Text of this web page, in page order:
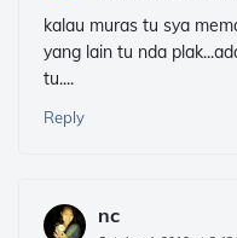
kalau muras tu sya
yang lain tu nda
tu....
Reply
nc